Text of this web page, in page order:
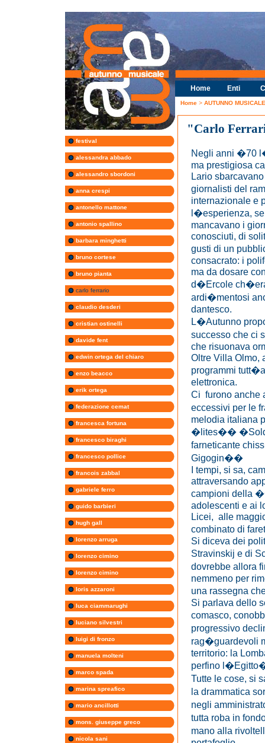
festival
alessandra abbado
alessandro sbordoni
anna crespi
antonello mattone
antonio spallino
barbara minghetti
bruno cortese
bruno pianta
carlo ferrario
claudio desderi
cristian ostinelli
davide fent
edwin ortega del chiaro
enzo beacco
erik ortega
federazione cemat
francesca fortuna
francesco biraghi
francesco pollice
francois zabbal
gabriele ferro
guido barbieri
hugh gall
lorenzo arruga
lorenzo cimino
lorenzo cimino
loris azzaroni
luca ciammarughi
luciano silvestri
luigi di fronzo
manuela molteni
marco spada
marina spreafico
mario ancillotti
mons. giuseppe greco
nicola sani
Home Enti
Home > AUTUNNO
"Carlo
Negli anni �70
ma prestigiosa
Lario
giornalisti del
internazionale e
l�esperienza,
mancavano i
conosciuti, di
gusti di un
consacrato: i
ma da dosare
d�Ercole
ardi�mentosi
dantesco.
L�Autunno
successo che ci
che risuonava
Oltre Villa Olmo,
programmi
elettronica.
Ci furono
eccessivi per le
melodia italiana
�lites�� �Soldi
farneticante
Gigogin��
I tempi, si sa,
attraversando
campioni della
adolescenti e ai
Licei, alle
combinato di
Si diceva dei
Stravinskij e di
dovrebbe allora
nemmeno per
una rassegna
Si parlava dello
comasco,
progressivo
rag�guardevoli
territorio: la
perfino
Tutte le cose, si
la drammatica
negli
tutta roba in
mano alla